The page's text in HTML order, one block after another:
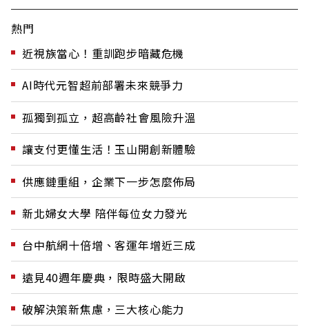
熱門
近視族當心！重訓跑步暗藏危機
AI時代元智超前部署未來競爭力
孤獨到孤立，超高齡社會風險升溫
讓支付更懂生活！玉山開創新體驗
供應鏈重組，企業下一步怎麼佈局
新北婦女大學 陪伴每位女力發光
台中航網十倍增、客運年增近三成
遠見40週年慶典，限時盛大開啟
破解決策新焦慮，三大核心能力